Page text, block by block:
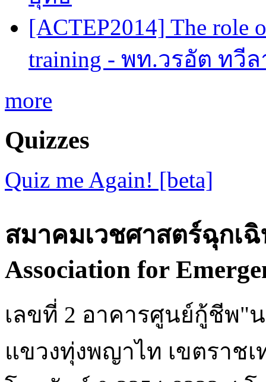
[ACTEP2014] The role
training - พท.วรอัต ทวี
more
Quizzes
Quiz me Again! [beta]
สมาคมเวชศาสตร์ฉุกเ
Association for
เลขที่ 2 อาคารศูนย์กู้ชีพ"
แขวงทุ่งพญาไท เขตราชเ